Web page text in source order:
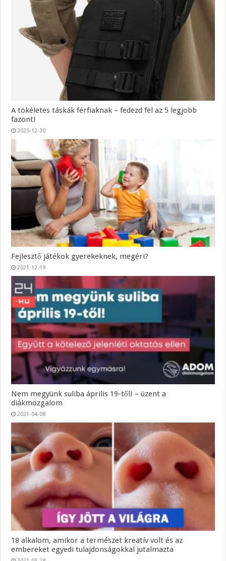
A tökéletes táskák férfiaknak – fedezd fel az 5 legjobb
fazont!
2025-12-30
Fejlesztő játékok gyerekeknek, megéri?
2021-12-19
Nem megyünk suliba április 19-től! – üzent a
diákmozgalom
2021-04-08
18 alkalom, amikor a természet kreatív volt és az
embereket egyedi tulajdonságokkal jutalmazta